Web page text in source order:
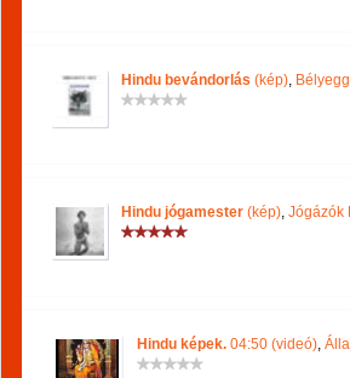
Hindu bevándorlás (kép),
Hindu jógamester (kép), Jógázók
Hindu képek. 04:50 (videó),